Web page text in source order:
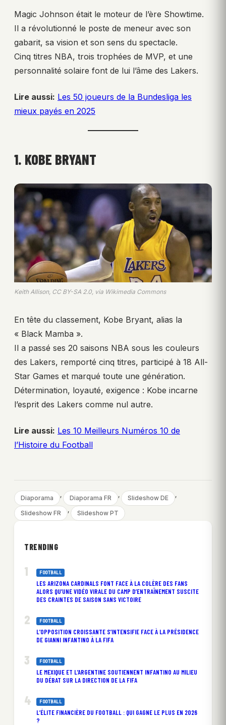
Magic Johnson était le moteur de l’ère Showtime.
Il a révolutionné le poste de meneur avec son
gabarit, sa vision et son sens du spectacle.
Cinq titres NBA, trois trophées de MVP, et une
personnalité solaire font de lui l’âme des Lakers.
Lire aussi: Les 50 joueurs de la Bundesliga les
mieux payés en 2025
1. KOBE BRYANT
Keith Allison, CC BY-SA 2.0, via Wikimedia Commons
En tête du classement, Kobe Bryant, alias la
« Black Mamba ».
Il a passé ses 20 saisons NBA sous les couleurs
des Lakers, remporté cinq titres, participé à 18 All-
Star Games et marqué toute une génération.
Détermination, loyauté, exigence : Kobe incarne
l’esprit des Lakers comme nul autre.
Lire aussi: Les 10 Meilleurs Numéros 10 de
l’Histoire du Football
Diaporama , Diaporama FR , Slideshow DE ,
Slideshow FR , Slideshow PT
TRENDING
FOOTBALL
LES ARIZONA CARDINALS FONT FACE À LA COLÈRE DES FANS
ALORS QU’UNE VIDÉO VIRALE DU CAMP D’ENTRAÎNEMENT SUSCITE
DES CRAINTES DE SAISON SANS VICTOIRE
FOOTBALL
L’OPPOSITION CROISSANTE S’INTENSIFIE FACE À LA PRÉSIDENCE
DE GIANNI INFANTINO À LA FIFA
FOOTBALL
LE MEXIQUE ET L’ARGENTINE SOUTIENNENT INFANTINO AU MILIEU
DU DÉBAT SUR LA DIRECTION DE LA FIFA
FOOTBALL
L’ÉLITE FINANCIÈRE DU FOOTBALL : QUI GAGNE LE PLUS EN 2026
?